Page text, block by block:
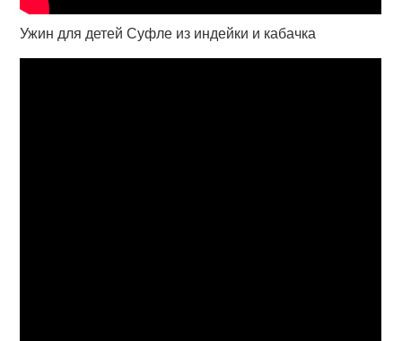
Ужин для детей Суфле из индейки и кабачка